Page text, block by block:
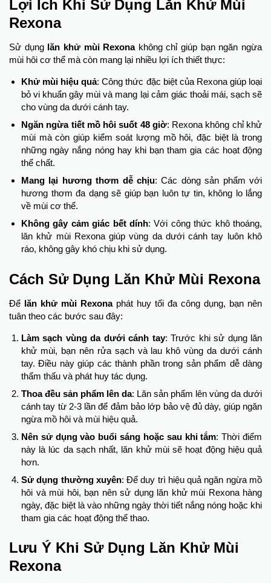
Lợi Ích Khi Sử Dụng Lăn Khử Mùi
Rexona
Sử dụng lăn khử mùi Rexonakhông chỉ giúp bạn ngăn ngừa
mùi hôi cơ thể mà còn mang lại nhiều lợi ích thiết thực:
Khử mùi hiệu quả: Công thức đặc biệt của Rexona giúp loại
bỏ vi khuẩn gây mùi và mang lại cảm giác thoải mái, sạch sẽ
cho vùng da dưới cánh tay.
Ngăn ngừa tiết mồ hôi suốt 48 giờ: Rexona không chỉ khử
mùi mà còn giúp kiểm soát lượng mồ hôi, đặc biệt là trong
những ngày nắng nóng hay khi bạn tham gia các hoạt động
thể chất.
Mang lại hương thơm dễ chịu: Các dòng sản phẩm với
hương thơm đa dạng sẽ giúp bạn luôn tự tin, không lo lắng
về mùi cơ thể.
Không gây cảm giác bết dính: Với công thức khô thoáng,
lăn khử mùi Rexona giúp vùng da dưới cánh tay luôn khô
ráo, không gây khó chịu khi sử dụng.
Cách Sử Dụng Lăn Khử Mùi Rexona
Để lăn khử mùi Rexonaphát huy tối đa công dụng, bạn nên
tuân theo các bước sau đây:
Làm sạch vùng da dưới cánh tay: Trước khi sử dụng lăn
khử mùi, bạn nên rửa sạch và lau khô vùng da dưới cánh
tay. Điều này giúp các thành phần trong sản phẩm dễ dàng
thẩm thấu và phát huy tác dụng.
Thoa đều sản phẩm lên da: Lăn sản phẩm lên vùng da dưới
cánh tay từ 2-3 lần để đảm bảo lớp bảo vệ đủ dày, giúp ngăn
ngừa mồ hôi và mùi hiệu quả.
Nên sử dụng vào buổi sáng hoặc sau khi tắm: Thời điểm
này là lúc da sạch nhất, lăn khử mùi sẽ hoạt động hiệu quả
hơn.
Sử dụng thường xuyên: Để duy trì hiệu quả ngăn ngừa mồ
hôi và mùi hôi, bạn nên sử dụng lăn khử mùi Rexona hàng
ngày, đặc biệt là vào những ngày thời tiết nắng nóng hoặc khi
tham gia các hoạt động thể thao.
Lưu Ý Khi Sử Dụng Lăn Khử Mùi
Rexona